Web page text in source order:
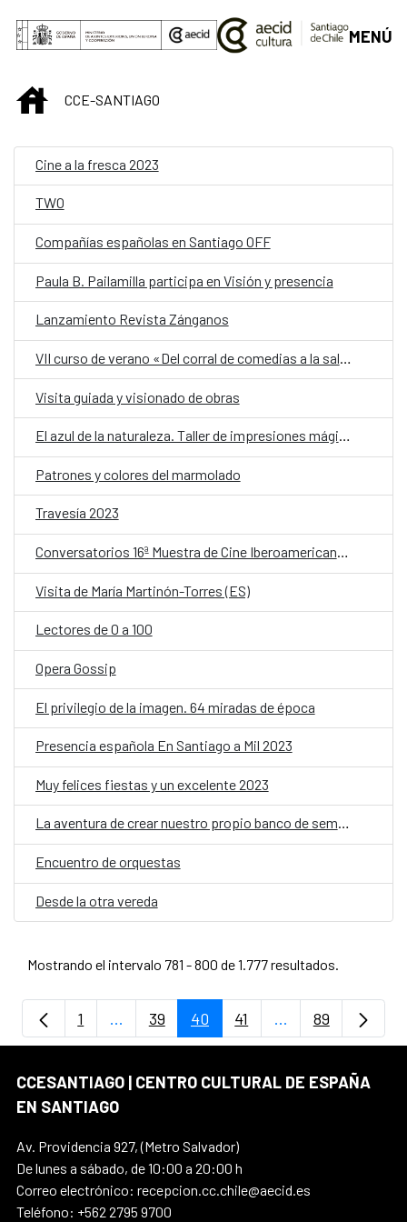
Saltar al contenido principal
MENÚ
INICIOCCE-SANTIAGO
Cine a la fresca 2023
TWO
Compañías españolas en Santiago OFF
Paula B. Pailamilla participa en Visión y presencia
Lanzamiento Revista Zánganos
VII curso de verano «Del corral de comedias a la sala de clases: interpretar poesía y teatro del Siglo de Oro»
Visita guiada y visionado de obras
El azul de la naturaleza. Taller de impresiones mágicas.
Patrones y colores del marmolado
Travesía 2023
Conversatorios 16ª Muestra de Cine Iberoamericano: Revívelos
Visita de María Martinón-Torres (ES)
Lectores de 0 a 100
Opera Gossip
El privilegio de la imagen. 64 miradas de época
Presencia española En Santiago a Mil 2023
Muy felices fiestas y un excelente 2023
La aventura de crear nuestro propio banco de semillas
Encuentro de orquestas
Desde la otra vereda
Mostrando el intervalo 781 - 800 de 1.777 resultados.
Página
1 ...Páginas intermedias Use TAB para
Página
39 Página
40 Página
41 ...PáginasPágina
89
CCESANTIAGO | CENTRO CULTURAL DE ESPAÑA
EN SANTIAGO
Av. Providencia 927, (Metro Salvador)
De lunes a sábado, de 10:00 a 20:00 h
Correo electrónico: recepcion.cc.chile@aecid.es
Teléfono: +562 2795 9700